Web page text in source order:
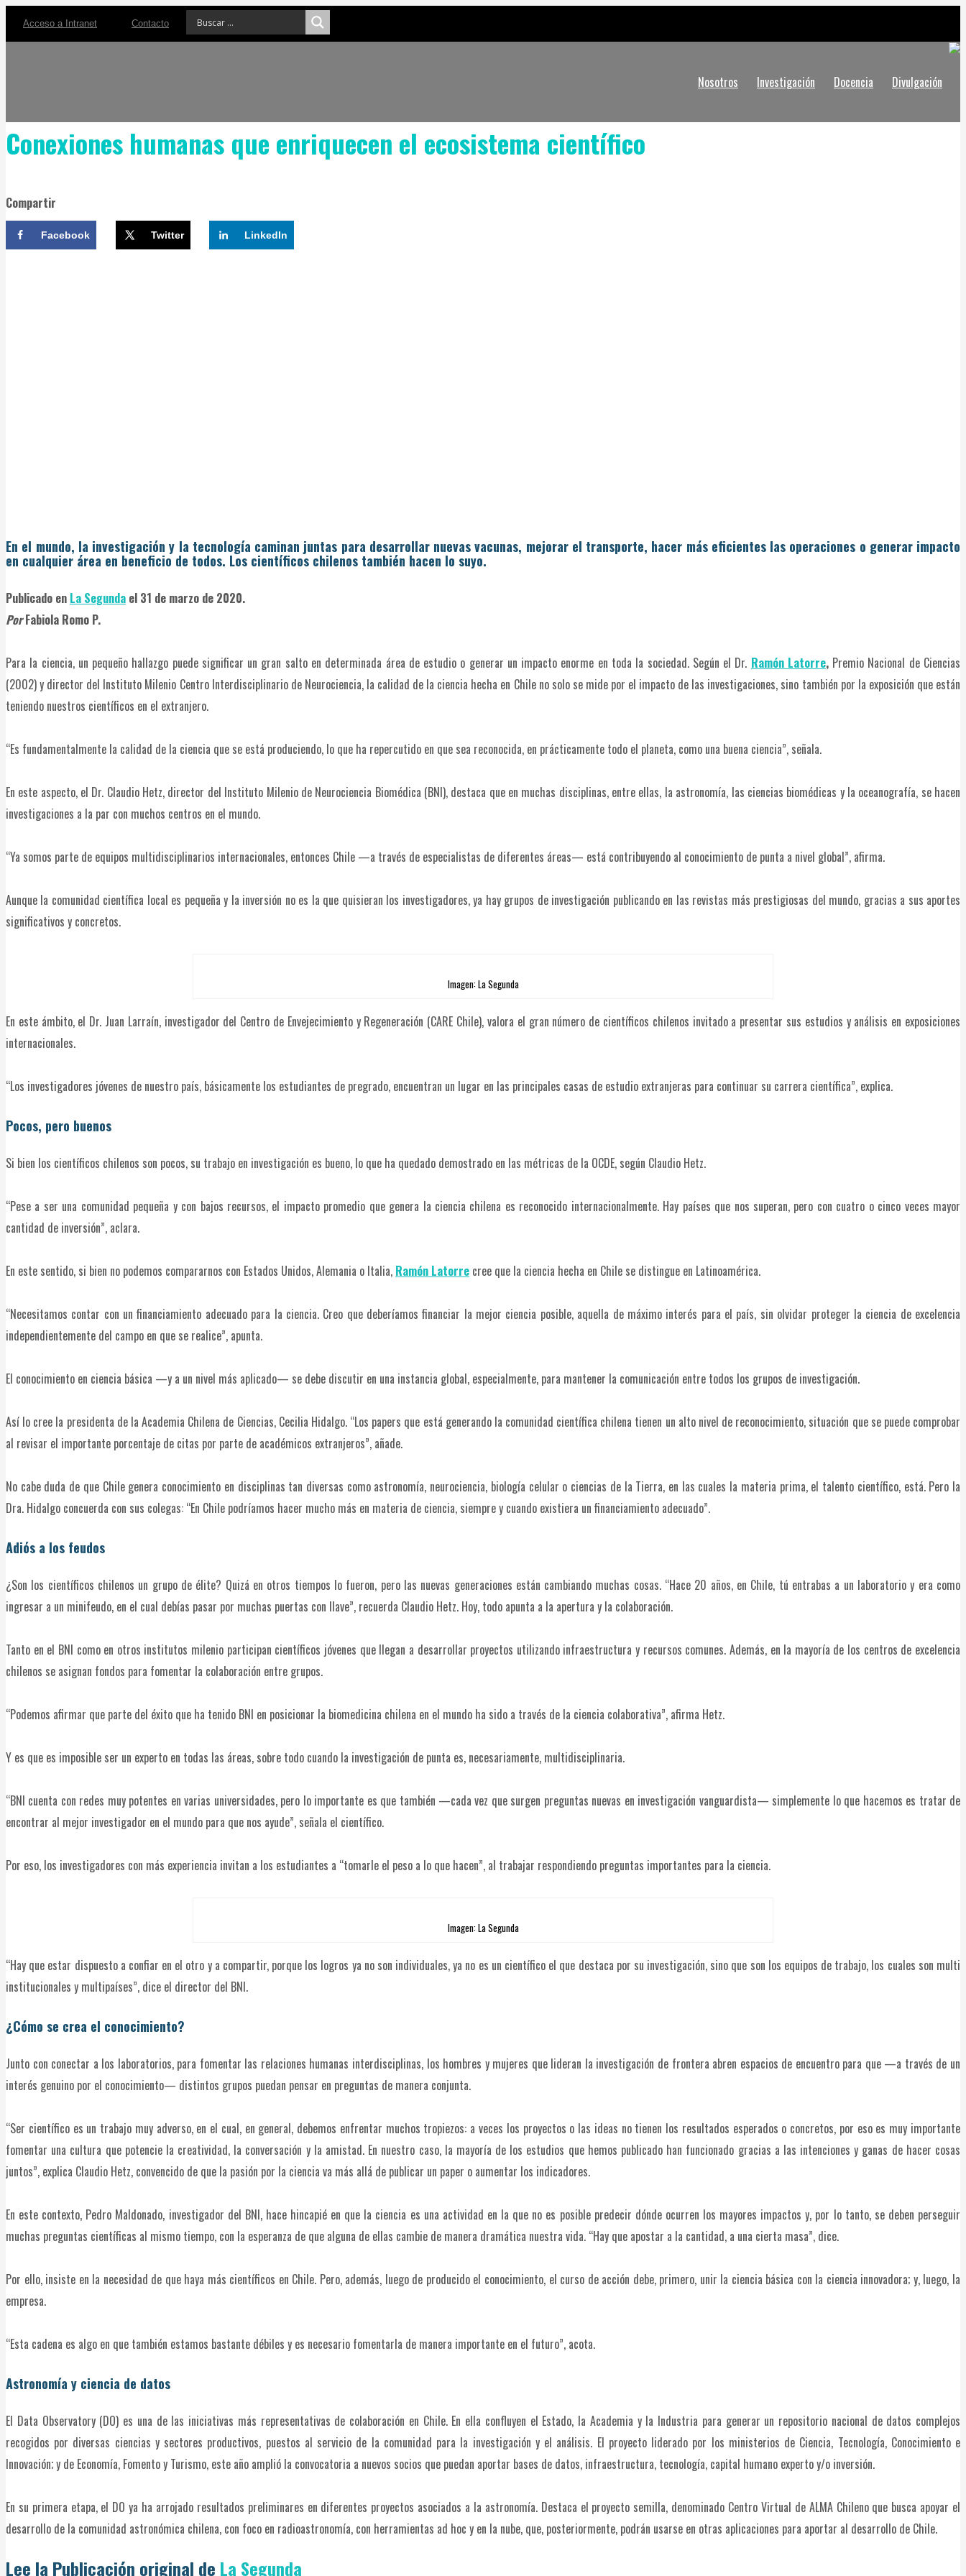
Acceso a Intranet Contacto
Nosotros Investigación Docencia Divulgación
Conexiones humanas que enriquecen el ecosistema científico
Compartir
Facebook Twitter LinkedIn
En el mundo, la investigación y la tecnología caminan juntas para desarrollar nuevas vacunas, mejorar el transporte, hacer más eficientes las operaciones o generar impacto
en cualquier área en beneficio de todos. Los científicos chilenos también hacen lo suyo.
Publicado en La Segunda el 31 de marzo de 2020.
PorFabiola Romo P.
Para la ciencia, un pequeño hallazgo puede significar un gran salto en determinada área de estudio o generar un impacto enorme en toda la sociedad. Según el Dr. Ramón Latorre,Premio Nacional de Ciencias
(2002) y director del Instituto Milenio Centro Interdisciplinario de Neurociencia, la calidad de la ciencia hecha en Chile no solo se mide por el impacto de las investigaciones, sino también por la exposición que están
teniendo nuestros científicos en el extranjero.
“Es fundamentalmente la calidad de la ciencia que se está produciendo, lo que ha repercutido en que sea reconocida, en prácticamente todo el planeta, como una buena ciencia”, señala.
En este aspecto, el Dr. Claudio Hetz, director del Instituto Milenio de Neurociencia Biomédica (BNI), destaca que en muchas disciplinas, entre ellas, la astronomía, las ciencias biomédicas y la oceanografía, se hacen
investigaciones a la par con muchos centros en el mundo.
“Ya somos parte de equipos multidisciplinarios internacionales, entonces Chile —a través de especialistas de diferentes áreas— está contribuyendo al conocimiento de punta a nivel global”, afirma.
Aunque la comunidad científica local es pequeña y la inversión no es la que quisieran los investigadores, ya hay grupos de investigación publicando en las revistas más prestigiosas del mundo, gracias a sus aportes
significativos y concretos.
Imagen: La Segunda
En este ámbito, el Dr. Juan Larraín, investigador del Centro de Envejecimiento y Regeneración (CARE Chile), valora el gran número de científicos chilenos invitado a presentar sus estudios y análisis en exposiciones
internacionales.
“Los investigadores jóvenes de nuestro país, básicamente los estudiantes de pregrado, encuentran un lugar en las principales casas de estudio extranjeras para continuar su carrera científica”, explica.
Pocos, pero buenos
Si bien los científicos chilenos son pocos, su trabajo en investigación es bueno, lo que ha quedado demostrado en las métricas de la OCDE, según Claudio Hetz.
“Pese a ser una comunidad pequeña y con bajos recursos, el impacto promedio que genera la ciencia chilena es reconocido internacionalmente. Hay países que nos superan, pero con cuatro o cinco veces mayor
cantidad de inversión”, aclara.
En este sentido, si bien no podemos compararnos con Estados Unidos, Alemania o Italia, Ramón Latorre cree que la ciencia hecha en Chile se distingue en Latinoamérica.
“Necesitamos contar con un financiamiento adecuado para la ciencia. Creo que deberíamos financiar la mejor ciencia posible, aquella de máximo interés para el país, sin olvidar proteger la ciencia de excelencia
independientemente del campo en que se realice”, apunta.
El conocimiento en ciencia básica —y a un nivel más aplicado— se debe discutir en una instancia global, especialmente, para mantener la comunicación entre todos los grupos de investigación.
Así lo cree la presidenta de la Academia Chilena de Ciencias, Cecilia Hidalgo. “Los papers que está generando la comunidad científica chilena tienen un alto nivel de reconocimiento, situación que se puede comprobar
al revisar el importante porcentaje de citas por parte de académicos extranjeros”, añade.
No cabe duda de que Chile genera conocimiento en disciplinas tan diversas como astronomía, neurociencia, biología celular o ciencias de la Tierra, en las cuales la materia prima, el talento científico, está. Pero la
Dra. Hidalgo concuerda con sus colegas: “En Chile podríamos hacer mucho más en materia de ciencia, siempre y cuando existiera un financiamiento adecuado”.
Adiós a los feudos
¿Son los científicos chilenos un grupo de élite? Quizá en otros tiempos lo fueron, pero las nuevas generaciones están cambiando muchas cosas. “Hace 20 años, en Chile, tú entrabas a un laboratorio y era como
ingresar a un minifeudo, en el cual debías pasar por muchas puertas con llave”, recuerda Claudio Hetz. Hoy, todo apunta a la apertura y la colaboración.
Tanto en el BNI como en otros institutos milenio participan científicos jóvenes que llegan a desarrollar proyectos utilizando infraestructura y recursos comunes. Además, en la mayoría de los centros de excelencia
chilenos se asignan fondos para fomentar la colaboración entre grupos.
“Podemos afirmar que parte del éxito que ha tenido BNI en posicionar la biomedicina chilena en el mundo ha sido a través de la ciencia colaborativa”, afirma Hetz.
Y es que es imposible ser un experto en todas las áreas, sobre todo cuando la investigación de punta es, necesariamente, multidisciplinaria.
“BNI cuenta con redes muy potentes en varias universidades, pero lo importante es que también —cada vez que surgen preguntas nuevas en investigación vanguardista— simplemente lo que hacemos es tratar de
encontrar al mejor investigador en el mundo para que nos ayude”, señala el científico.
Por eso, los investigadores con más experiencia invitan a los estudiantes a “tomarle el peso a lo que hacen”, al trabajar respondiendo preguntas importantes para la ciencia.
Imagen: La Segunda
“Hay que estar dispuesto a confiar en el otro y a compartir, porque los logros ya no son individuales, ya no es un científico el que destaca por su investigación, sino que son los equipos de trabajo, los cuales son multi
institucionales y multipaíses”, dice el director del BNI.
¿Cómo se crea el conocimiento?
Junto con conectar a los laboratorios, para fomentar las relaciones humanas interdisciplinas, los hombres y mujeres que lideran la investigación de frontera abren espacios de encuentro para que —a través de un
interés genuino por el conocimiento— distintos grupos puedan pensar en preguntas de manera conjunta.
“Ser científico es un trabajo muy adverso, en el cual, en general, debemos enfrentar muchos tropiezos: a veces los proyectos o las ideas no tienen los resultados esperados o concretos, por eso es muy importante
fomentar una cultura que potencie la creatividad, la conversación y la amistad. En nuestro caso, la mayoría de los estudios que hemos publicado han funcionado gracias a las intenciones y ganas de hacer cosas
juntos”, explica Claudio Hetz, convencido de que la pasión por la ciencia va más allá de publicar un paper o aumentar los indicadores.
En este contexto, Pedro Maldonado, investigador del BNI, hace hincapié en que la ciencia es una actividad en la que no es posible predecir dónde ocurren los mayores impactos y, por lo tanto, se deben perseguir
muchas preguntas científicas al mismo tiempo, con la esperanza de que alguna de ellas cambie de manera dramática nuestra vida. “Hay que apostar a la cantidad, a una cierta masa”, dice.
Por ello, insiste en la necesidad de que haya más científicos en Chile. Pero, además, luego de producido el conocimiento, el curso de acción debe, primero, unir la ciencia básica con la ciencia innovadora; y, luego, la
empresa.
“Esta cadena es algo en que también estamos bastante débiles y es necesario fomentarla de manera importante en el futuro”, acota.
Astronomía y ciencia de datos
El Data Observatory (DO) es una de las iniciativas más representativas de colaboración en Chile. En ella confluyen el Estado, la Academia y la Industria para generar un repositorio nacional de datos complejos
recogidos por diversas ciencias y sectores productivos, puestos al servicio de la comunidad para la investigación y el análisis. El proyecto liderado por los ministerios de Ciencia, Tecnología, Conocimiento e
Innovación; y de Economía, Fomento y Turismo, este año amplió la convocatoria a nuevos socios que puedan aportar bases de datos, infraestructura, tecnología, capital humano experto y/o inversión.
En su primera etapa, el DO ya ha arrojado resultados preliminares en diferentes proyectos asociados a la astronomía. Destaca el proyecto semilla, denominado Centro Virtual de ALMA Chileno que busca apoyar el
desarrollo de la comunidad astronómica chilena, con foco en radioastronomía, con herramientas ad hoc y en la nube, que, posteriormente, podrán usarse en otras aplicaciones para aportar al desarrollo de Chile.
Lee la Publicación original de La Segunda